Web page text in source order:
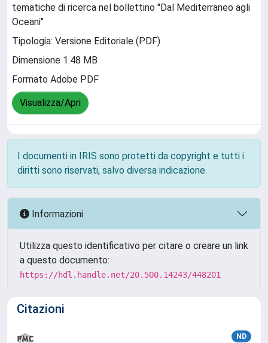
tematiche di ricerca nel bollettino "Dal Mediterraneo agli
Oceani"
Tipologia: Versione Editoriale (PDF)
Dimensione 1.48 MB
Formato Adobe PDF
Visualizza/Apri
I documenti in IRIS sono protetti da copyright e tutti i
diritti sono riservati, salvo diversa indicazione.
Informazioni
Utilizza questo identificativo per citare o creare un link
a questo documento:
https://hdl.handle.net/20.500.14243/448201
Citazioni
ND